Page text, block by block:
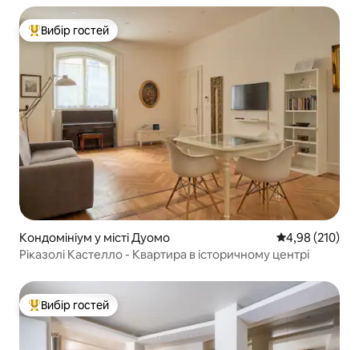
Топ вибір гостей
Вибір гостей
Кондомініум у місті Дуомо Середня
4,98 (210)
Ріказолі Кастелло - Квартира в історичному центрі
Топ вибір гостей
Вибір гостей